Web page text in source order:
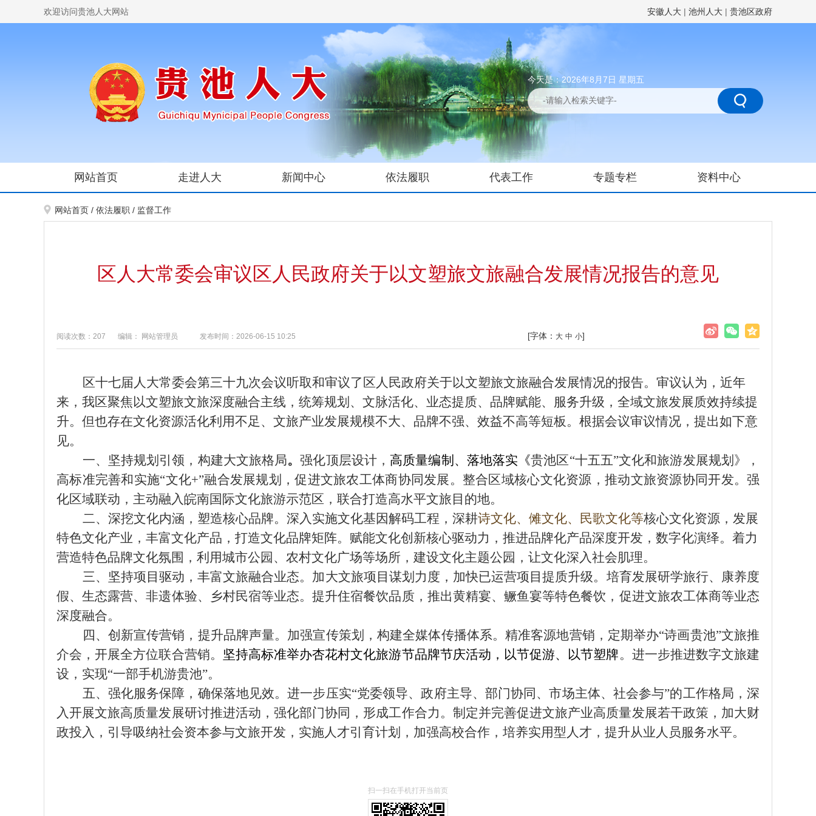
欢迎访问贵池人大网站 安徽人大 | 池州人大 | 贵池区政府
今天是：2026年8月7日 星期五
网站首页 走进人大 新闻中心 依法履职 代表工作 专题专栏 资料中心
网站首页 / 依法履职 / 监督工作
区人大常委会审议区人民政府关于以文塑旅文旅融合发展情况报告的意见
阅读次数：207 编辑： 网站管理员 发布时间：2026-06-15 10:25 [字体： 大 中 小]
区十七届人大常委会第三十九次会议听取和审议了区人民政府关于以文塑旅文旅融合发展情况的报告。 审议认为，近年
来，我区聚焦以文塑旅文旅深度融合主线，统筹规划、文脉活化、业态提质、品牌赋能、服务升级，全域文旅发展质效持续提
升。但也存在文化资源活化利用不足、文旅产业发展规模不大、品牌不强、效益不高等短板。根据会议审议情况，提出如下意
见。
一、坚持规划引领，构建大文旅格局。强化顶层设计 ， 高质量编制、落地落实 《贵池区“十五五”文化和旅游发展规划》，
高标准完善和实施“文化+”融合发展规划，促进文旅农工体商协同发展。 整合区域核心文化资源， 推动文旅资源协同开发。强
化区域联动 ， 主动融入皖南国际文化旅游示范区 ，联合打造高水平文旅目的地。
二、深挖文化内涵，塑造核心品牌。 深入实施文化基因解码工程， 深耕诗文化、傩文化、民歌文化等核心文化资源， 发展
特色文化产业，丰富文化产品， 打造文化品牌矩阵。 赋能文化创新核心驱动力，推进品牌化产品深度开发 ， 数字化演绎。 着力
营造特色品牌文化氛围，利用城市公园、农村文化广场等场所，建设文化主题公园，让文化深入社会肌理。
三、坚持项目驱动，丰富文旅融合业态。 加大文旅项目谋划力度， 加快已运营项目提质升级。培育发展研学旅行、 康养度
假、生态露营、非遗体验、乡村民宿等业态。提升住宿餐饮品质 ， 推出黄精宴、鳜鱼宴等特色餐饮， 促进文旅农工体商等业态
深度融合。
四、创新宣传营销，提升品牌声量。 加强宣传策划 ， 构建全媒体传播体系。精准客源地营销 ， 定期举办“诗画贵池”文旅推
介会，开展全方位联合营销。 坚持高标准举办杏花村文化旅游节品牌节庆活动 ，以节促游、以节塑牌。 进一步推进数字文旅建
设 ，实现“一部手机游贵池”。
五、强化服务保障，确保落地见效。进一步压实“党委领导、政府主导、部门协同、市场主体、社会参与”的工作格局 ，深
入开展文旅高质量发展研讨推进活动， 强化部门协同 ， 形成工作合力 。 制定并完善促进文旅产业高质量发展若干政策 ， 加大财
政投入 ， 引导吸纳社会资本参与文旅开发 ， 实施人才引育计划 ， 加强高校合作， 培养实用型人才 ， 提升从业人员服务水平。
扫一扫在手机打开当前页